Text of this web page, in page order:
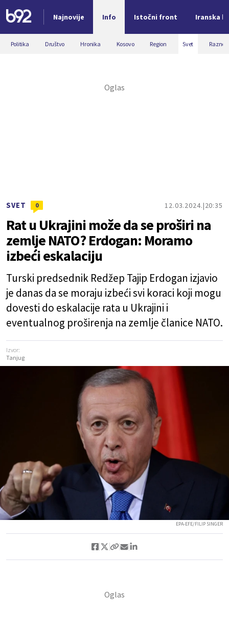
Najnovije Info Istočni front Iranska
Nova vest
Politika Društvo Hronika Kosovo Region Svet Razno
SVET 0 12.03.2024. 20:35
Rat u Ukrajini može da se proširi na
zemlje NATO? Erdogan: Moramo
izbeći eskalaciju
Turski predsednik Redžep Tajip Erdogan izjavio
je danas da se moraju izbeći svi koraci koji mogu
dovesti do eskalacije rata u Ukrajini i
eventualnog proširenja na zemlje članice NATO.
Izvor:
Tanjug
EPA-EFE/FILIP SINGER